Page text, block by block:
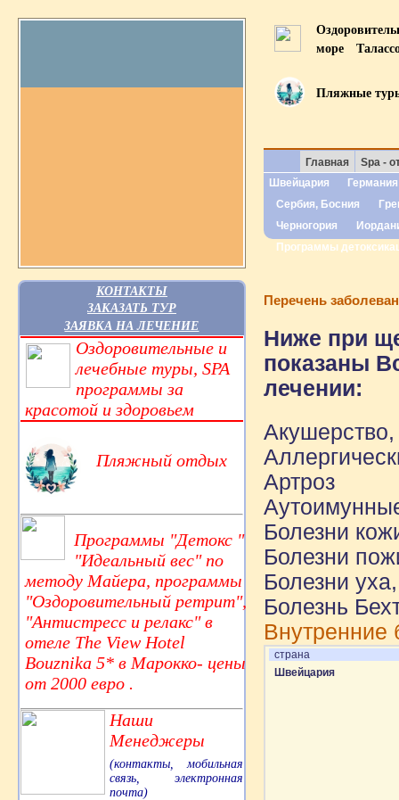
КОНТАКТЫ
ЗАКАЗАТЬ ТУР
ЗАЯВКА НА ЛЕЧЕНИЕ
Оздоровительные и
лечебные туры, SPA
программы за
красотой и здоровьем
Пляжный отдых
Программы "Детокс "
"Идеальный вес" по
методу Майера, программы
"Оздоровительный ретрит",
"Антистресс и релакс" в
отеле The View Hotel
Bouznika 5* в Марокко- цены
от 2000 евро .
Наши
Менеджеры
(контакты, мобильная
связь, электронная
почта)
море
Пляжные
Главная
Spa -
Швейцария
Германия
Сербия, Босния
Черногория
Программы
Перечень
Ниже при
показаны
лечении:
Артроз
Болезни
Болезни
Болезни
Болезнь
Внутренние
страна
Швейцария